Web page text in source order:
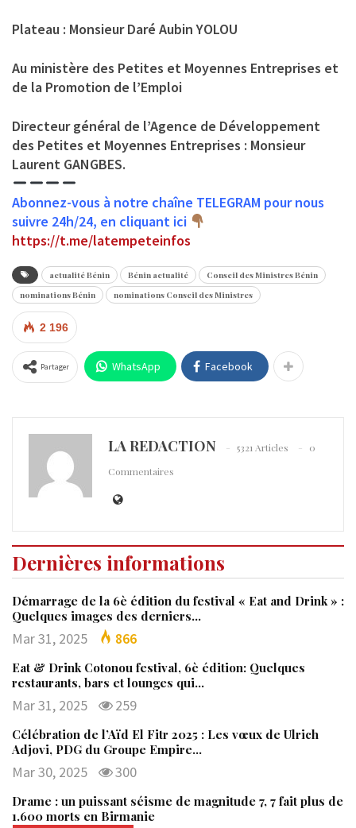
Plateau : Monsieur Daré Aubin YOLOU
Au ministère des Petites et Moyennes Entreprises et
de la Promotion de l’Emploi
Directeur général de l’Agence de Développement
des Petites et Moyennes Entreprises : Monsieur
Laurent GANGBES.
Abonnez-vous à notre chaîne TELEGRAM pour nous
suivre 24h/24, en cliquant ici
https://t.me/latempeteinfos
actualité Bénin Bénin actualité
Conseil des Ministres Bénin
nominations Bénin
nominations Conseil des Ministres
2 196
Partager WhatsApp Facebook
LA REDACTION 5321 Articles
0
Commentaires
Dernières informations
Démarrage de la 6è édition du festival « Eat and Drink » :
Quelques images des derniers…
Mar 31, 2025 866
Eat & Drink Cotonou festival, 6è édition: Quelques
restaurants, bars et lounges qui…
Mar 31, 2025 259
Célébration de l’Aïd El Fitr 2025 : Les vœux de Ulrich
Adjovi, PDG du Groupe Empire…
Mar 30, 2025 300
Drame : un puissant séisme de magnitude 7, 7 fait plus de
1.600 morts en Birmanie